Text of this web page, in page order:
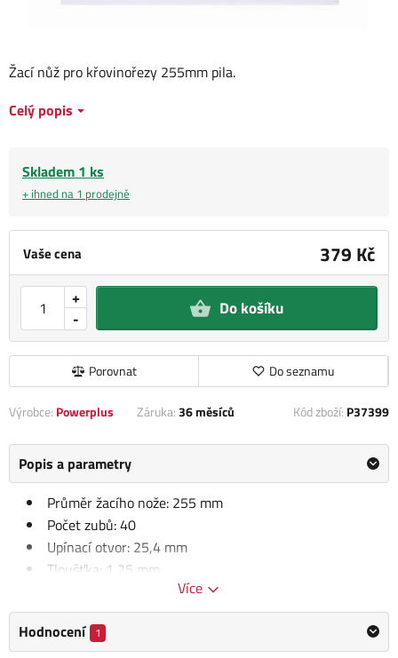
Vaše cena 379 Kč
-
+ Do košíku
Porovnat Do seznamu
Žací nůž pro křovinořezy 255mm pila.
Celý popis
Skladem 1 ks
+ ihned na 1 prodejně
Výrobce: Powerplus Záruka:36 měsíců Kód zboží: P37399
Popis a parametry
Průměr žacího nože: 255 mm
Počet zubů: 40
Upínací otvor: 25,4 mm
Tloušťka: 1,25 mm
Balení výška: 33.5 cm
Balení šířka: 2.5 cm
Více
Hodnocení 1